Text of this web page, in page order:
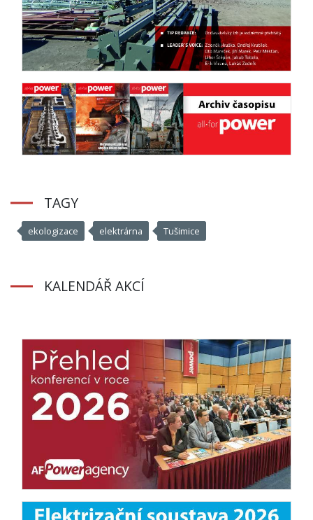
TAGY
ekologizace elektrárna Tušimice
KALENDÁŘ AKCÍ